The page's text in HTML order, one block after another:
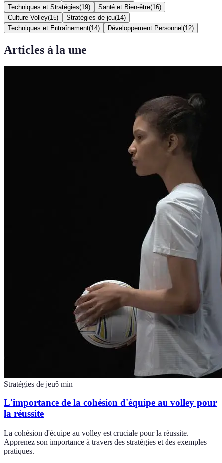
Techniques et Stratégies(19) Santé et Bien-être(16)
Culture Volley(15) Stratégies de jeu(14)
Techniques et Entraînement(14) Développement Personnel (12)
Articles à la une
Stratégies de jeu6 min
L'importance de la cohésion d'équipe au volley pour
la réussite
La cohésion d'équipe au volley est cruciale pour la réussite.
Apprenez son importance à travers des stratégies et des exemples
pratiques.